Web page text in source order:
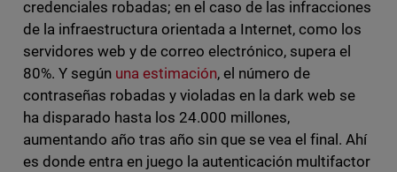
credenciales robadas; en el caso de las infracciones
de la infraestructura orientada a Internet, como los
servidores web y de correo electrónico, supera el
80%. Y según una estimación, el número de
contraseñas robadas y violadas en la dark web se
ha disparado hasta los 24.000 millones,
aumentando año tras año sin que se vea el final. Ahí
es donde entra en juego la autenticación multifactor